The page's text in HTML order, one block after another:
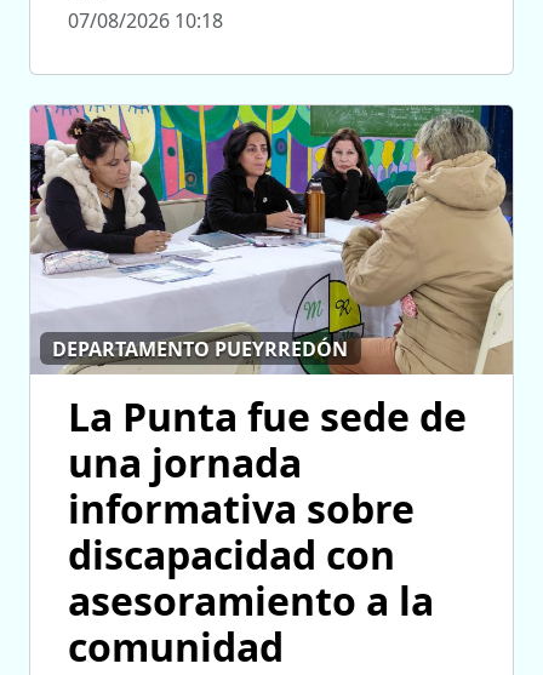
07/08/2026 10:18
DEPARTAMENTO PUEYRREDÓN
La Punta fue sede de
una jornada
informativa sobre
discapacidad con
asesoramiento a la
comunidad